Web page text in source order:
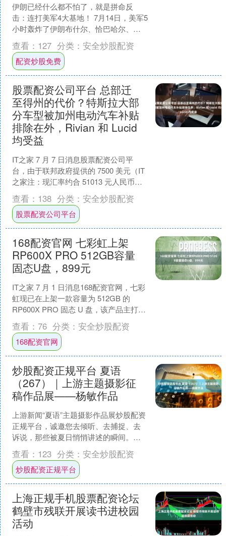
伊朗已经什么都不怕了，就是拼命反
击：连打美军4大基地！ 7月14日，美军5
小时轰炸了伊朗布什尔、恰巴哈尔、阿
巴斯港等地目标，伊朗马上就用导弹和
无人机打回巴林、约....
查看： 127 分类： 安全炒股配资
配资炒股免费
股票配资公司平台 总部迁
至得州的代价？特斯拉大部
分车型被加州电动汽车补贴
排除在外，Rivian 和 Lucid
均受益
IT之家 7 月 7 日消息股票配资公司平
台，由于联邦政府提供的 7500 美元（IT
之家注：现汇率约合 51013 元人民币）
电动汽车税收抵免政策已结束，加州....
查看： 138 分类： 安全炒股配资
股票配资公司平台
168配资官网 七彩虹上架
RP600X PRO 512GB容量
固态U盘，899元
IT之家 7 月 1 日消息168配资官网，七彩
虹现已在上架一款容量为 512GB 的
RP600X PRO 固态 U 盘，该产品主打
1000MB/s 读取速....
查看： 76 分类： 安全炒股配资
168配资官网
炒股配资正规平台 夏语
（267）｜上游主题摄影征
稿作品展——杨敏作品
上游新闻“夏语”主题摄影作品展炒股配资
正规平台，诚邀您去倾听、去捕捉、去
诉说，那些被夏日悄悄讲述的瞬间。用
影像回应夏天的语言，让每一帧画面，
都成为一首无声的诗。....
查看： 123 分类： 安全炒股配资
炒股配资正规平台
上海正规手机股票配资论坛
鹤壁市残联开展读书进校园
活动